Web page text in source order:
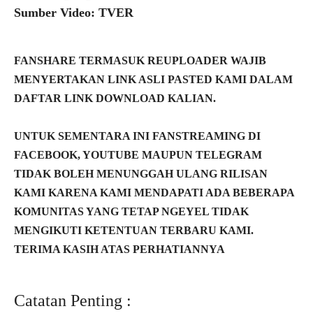
Sumber Video: TVER
FANSHARE TERMASUK REUPLOADER WAJIB
MENYERTAKAN LINK ASLI PASTED KAMI DALAM
DAFTAR LINK DOWNLOAD KALIAN.
UNTUK SEMENTARA INI FANSTREAMING DI
FACEBOOK, YOUTUBE MAUPUN TELEGRAM
TIDAK BOLEH MENUNGGAH ULANG RILISAN
KAMI KARENA KAMI MENDAPATI ADA BEBERAPA
KOMUNITAS YANG TETAP NGEYEL TIDAK
MENGIKUTI KETENTUAN TERBARU KAMI.
TERIMA KASIH ATAS PERHATIANNYA
Catatan Penting :